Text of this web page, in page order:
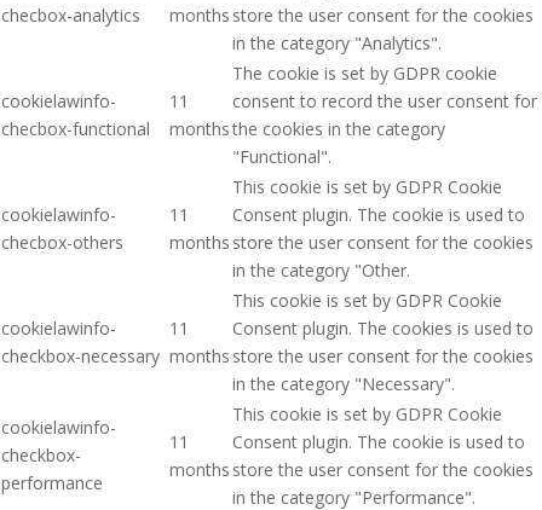
checbox-analytics
months store the user consent for the cookies
in the category "Analytics".
cookielawinfo-
checbox-functional
11
months
The cookie is set by GDPR cookie
consent to record the user consent for
the cookies in the category
"Functional".
cookielawinfo-
checbox-others
11
months
This cookie is set by GDPR Cookie
Consent plugin. The cookie is used to
store the user consent for the cookies
in the category "Other.
cookielawinfo-
checkbox-necessary
11
months
This cookie is set by GDPR Cookie
Consent plugin. The cookies is used to
store the user consent for the cookies
in the category "Necessary".
cookielawinfo-
checkbox-
performance
11
months
This cookie is set by GDPR Cookie
Consent plugin. The cookie is used to
store the user consent for the cookies
in the category "Performance".